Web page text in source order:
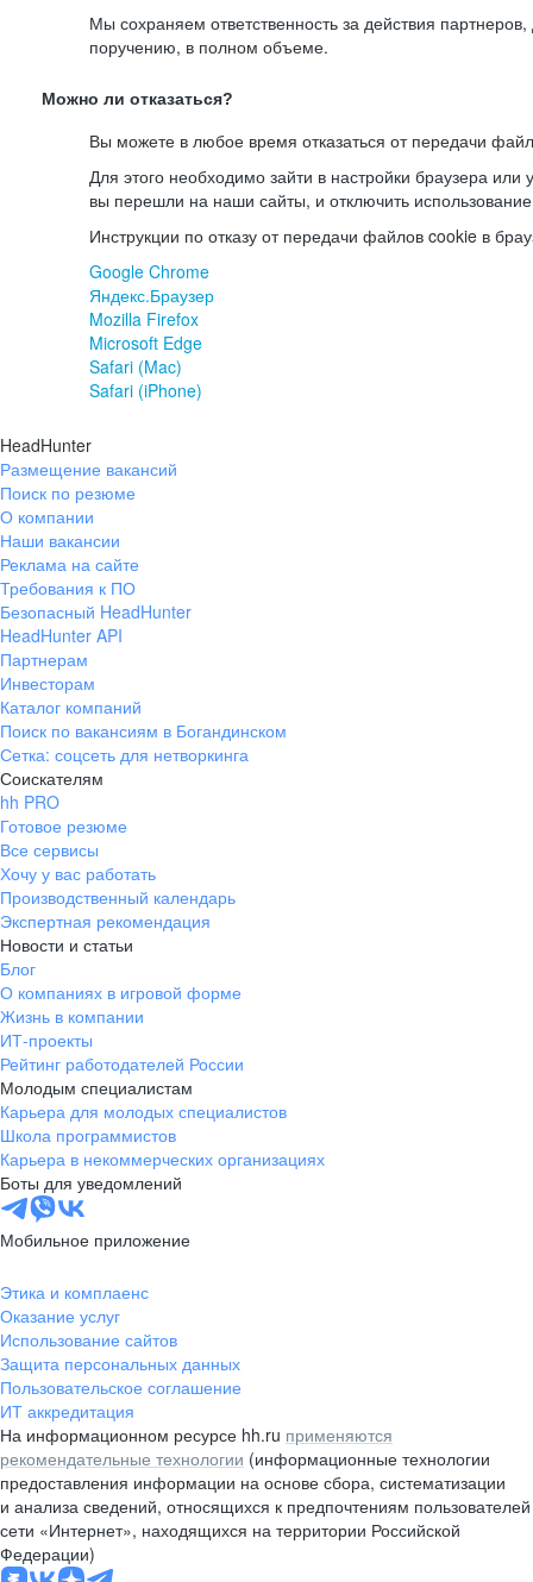
Мы сохраняем ответственность за действия
поручению, в полном объеме.
Можно ли отказаться?
Вы можете в любое время отказаться от передачи
Для этого необходимо зайти в настройки браузера или
вы перешли на наши сайты, и отключить
Инструкции по отказу от передачи файлов cookie в
Google Chrome
Яндекс.Браузер
Mozilla Firefox
Microsoft Edge
Safari (Mac)
Safari (iPhone)
HeadHunter
Размещение вакансий
Поиск по резюме
О компании
Наши вакансии
Реклама на сайте
Требования к ПО
Безопасный HeadHunter
HeadHunter API
Партнерам
Инвесторам
Каталог компаний
Поиск по вакансиям в Богандинском
Сетка: соцсеть для нетворкинга
Соискателям
hh PRO
Готовое резюме
Все сервисы
Хочу у вас работать
Производственный календарь
Экспертная рекомендация
Новости и статьи
Блог
О компаниях в игровой форме
Жизнь в компании
ИТ-проекты
Рейтинг работодателей России
Молодым специалистам
Карьера для молодых специалистов
Школа программистов
Карьера в некоммерческих организациях
Боты для уведомлений
Мобильное приложение
Этика и комплаенс
Оказание услуг
Использование сайтов
Защита персональных данных
Пользовательское соглашение
ИТ аккредитация
На информационном ресурсе hh.ru применяются
рекомендательные технологии (информационные технологии
предоставления информации на основе сбора, систематизации
и анализа сведений, относящихся к предпочтениям пользователей
сети «Интернет», находящихся на территории Российской
Федерации)